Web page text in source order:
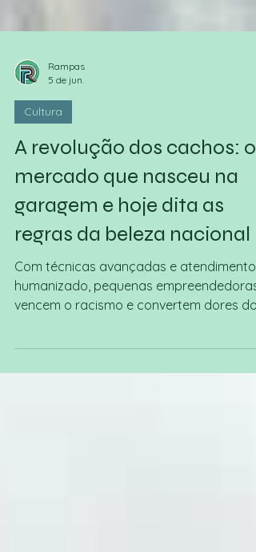
Rampas
5 de jun.
Cultura
A revolução dos cachos: o
mercado que nasceu na
garagem e hoje dita as
regras da beleza nacional
Com técnicas avançadas e atendimento
vencem o racismo e convertem dores do